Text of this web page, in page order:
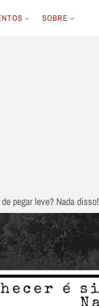
SOBRE
pegar leve? Nada disso!